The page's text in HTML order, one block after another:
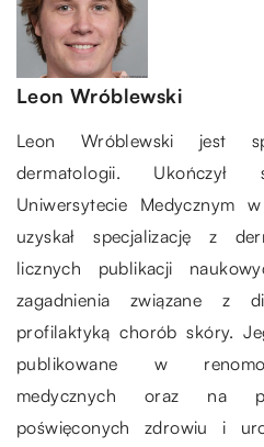
Leon Wróblewski
Leon Wróblewski jest
dermatologii.
Uniwersytecie Medycznym
uzyskał specjalizację z
licznych publikacji
zagadnienia związane z
profilaktyką chorób skóry.
publikowane w
medycznych oraz na
poświęconych zdrowiu i